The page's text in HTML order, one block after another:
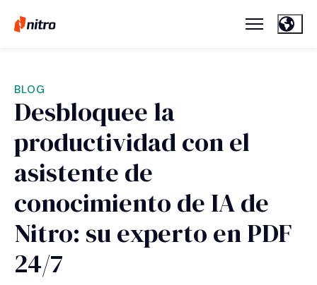
BLOG
Desbloquee la
productividad con el
asistente de
conocimiento de IA de
Nitro: su experto en PDF
24/7